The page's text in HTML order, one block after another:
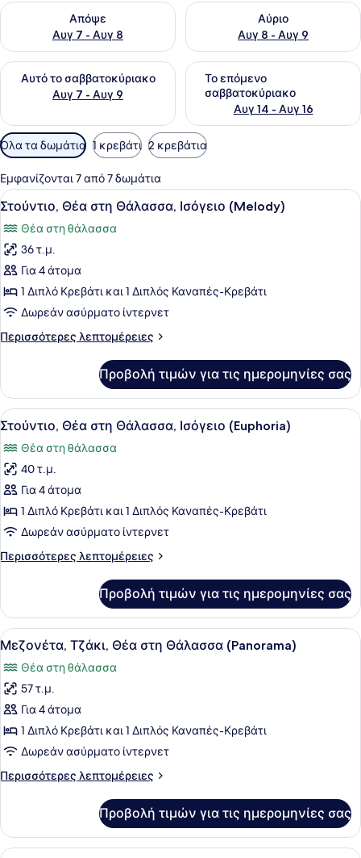
Απόψε
Αυγ 7 - Αυγ 8
Έλεγχος διαθεσιμότητας για απόψε Αυγ 7 - Αυγ 8
Αύριο
Αυγ 8 - Αυγ 9
Έλεγχος διαθεσιμότητας
Αυτό το σαββατοκύριακο
Αυγ 7 - Αυγ 9
Έλεγχος διαθεσιμότητας για αυτό το σαββατοκύριακο
Το επόμενο
σαββατοκύριακο
Αυγ 14 - Αυγ 16
Έλεγχος διαθεσιμότητας
Διαθέσιμα
φίλτρα
για
τα
δωμάτια
Όλα τα δωμάτια 1 κρεβάτι 2 κρεβάτια
Εμφανίζονται 7 από 7 δωμάτια
Προβολή
όλων
των
φωτογραφιών
για
Στούντιο,
Θέα
στη
Θάλασσα,
Ένα μοντέρνο δωμάτιο με ένα
12
Στούντιο, Θέα στη Θάλασσα, Ισόγειο (Melody)
Θέα στη θάλασσα
36 τ.μ.
Για 4 άτομα
1 Διπλό Κρεβάτι και 1 Διπλός Καναπές-Κρεβάτι
Δωρεάν ασύρματο ίντερνετ
Περισσότερες λεπτομέρειες
Περισσότερες
Θέα
στη
Θάλασσα,
(Melody)
Προβολή τιμών για τις ημερομηνίες σας
Προβολή
όλων
των
φωτογραφιών
για
Στούντιο,
Θέα
στη
Θάλασσα,
Ένα μοντέρνο δωμάτιο με μια
14
Στούντιο, Θέα στη Θάλασσα, Ισόγειο (Euphoria)
Θέα στη θάλασσα
40 τ.μ.
Για 4 άτομα
1 Διπλό Κρεβάτι και 1 Διπλός Καναπές-Κρεβάτι
Δωρεάν ασύρματο ίντερνετ
Περισσότερες λεπτομέρειες
Περισσότερες
Θέα
στη
Θάλασσα,
Ισόγειο
(Euphoria)
Προβολή τιμών για τις ημερομηνίες σας
Προβολή
όλων
των
φωτογραφιών
για
Μεζονέτα,
Τζάκι,
Θέα
στη
Ένα τραπέζι διακοσμημένο με
18
Μεζονέτα, Τζάκι, Θέα στη Θάλασσα (Panorama)
Θέα στη θάλασσα
57 τ.μ.
Για 4 άτομα
1 Διπλό Κρεβάτι και 1 Διπλός Καναπές-Κρεβάτι
Δωρεάν ασύρματο ίντερνετ
Περισσότερες λεπτομέρειες
Περισσότερες
Τζάκι,
Θέα
Προβολή τιμών για τις ημερομηνίες σας
Ένας μοντέρνος εσωτερικός